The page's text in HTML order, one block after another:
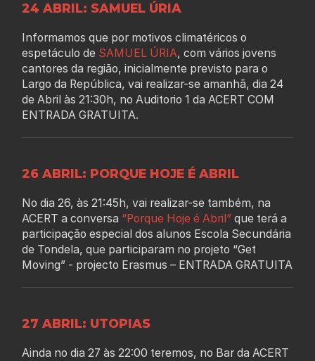
24 ABRIL: SAMUEL ÚRIA
Informamos que por motivos climatéricos o
espetáculo de SAMUEL ÚRIA, com vários jovens
cantores da região, inicialmente previsto para o
Largo da República, vai realizar-se amanhã, dia 24
de Abril às 21:30h, no Auditorio 1 da ACERT COM
ENTRADA GRATUITA.
26 ABRIL: PORQUE HOJE É ABRIL
No dia 26, às 21:45h, vai realizar-se também, na
ACERT a conversa “Porque Hoje é Abril” que terá a
participação especial dos alunos Escola Secundária
de Tondela, que participaram no projeto “Get
Moving” - projecto Erasmus – ENTRADA GRATUITA
27 ABRIL: UTOPIAS
Ainda no dia 27 às 22:00 teremos, no Bar da ACERT